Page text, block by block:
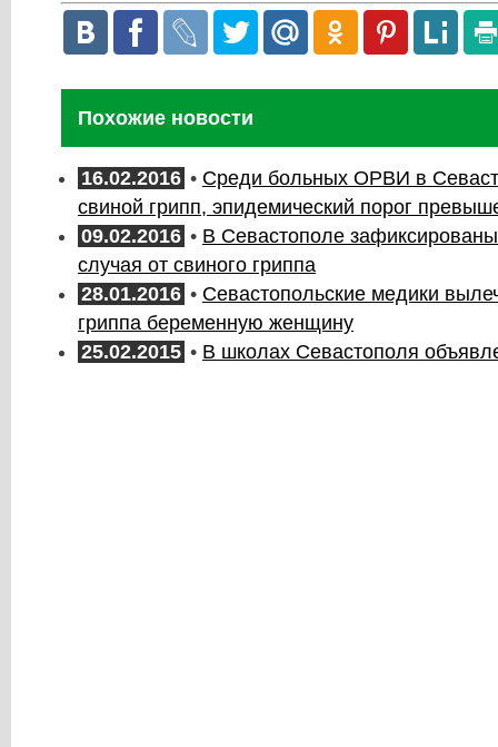
Похожие новости
16.02.2016 • Среди больных ОРВИ в
свиной грипп, эпидемический порог
09.02.2016 • В Севастополе
случая от свиного гриппа
28.01.2016 • Севастопольские медики
гриппа беременную женщину
25.02.2015 • В школах Севастополя